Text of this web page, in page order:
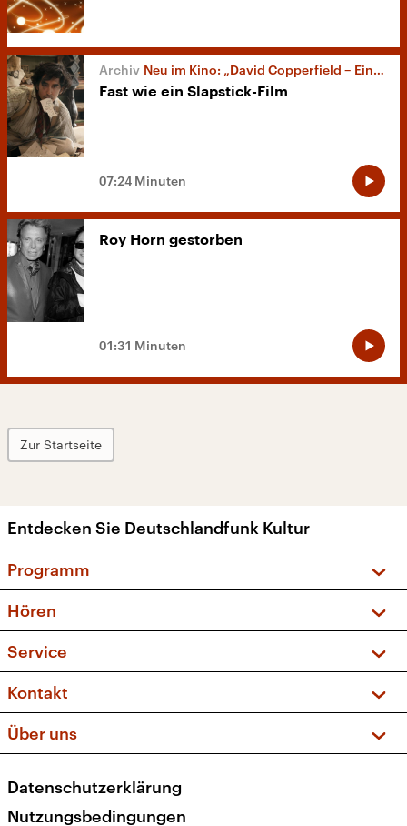
Neu im Kino: „David Copperfield – Einmal Reichtum und zurück“
Fast wie ein Slapstick-Film
07:24 Minuten
Roy Horn gestorben
01:31 Minuten
Zur Startseite
Entdecken Sie Deutschlandfunk Kultur
Programm
Sendungen und Podcasts
Musikliste
Kakadu – Das Kinderprogramm
Hören
Frequenzen (UKW + DAB+)
Service
FAQ
Apps
Newsletter
Veranstaltungen
Kontakt
Social Media
Über uns
Presse
Datenschutzerklärung
Nutzungsbedingungen